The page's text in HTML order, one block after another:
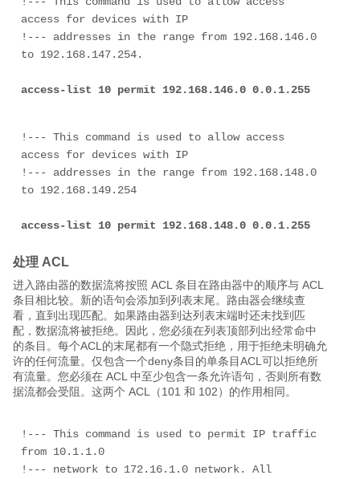
access for devices with IP
!--- addresses in the range from 192.168.146.0
access-list 10 permit 192.168.146.0 0.0.1.255
!--- This command is used to allow access
access for devices with IP
!--- addresses in the range from 192.168.148.0
access-list 10 permit 192.168.148.0 0.0.1.255
处理 ACL
进入路由器的数据流将按照 ACL 条目在路由器中的顺序与 ACL
条目相比较。新的语句会添加到列表末尾。路由器会继续查
看，直到出现匹配。如果路由器到达列表末端时还未找到匹
配，数据流将被拒绝。因此，您必须在列表顶部列出经常命中
的条目。每个ACL的末尾都有一个隐式拒绝，用于拒绝未明确允
许的任何流量。仅包含一个deny条目的单条目ACL可以拒绝所
有流量。您必须在 ACL 中至少包含一条允许语句，否则所有数
据流都会受阻。这两个 ACL（101 和 102）的作用相同。
!--- This command is used to permit IP traffic
from 10.1.1.0
!--- network to 172.16.1.0 network. All